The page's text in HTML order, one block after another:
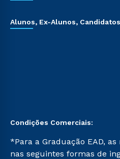
Alunos, Ex-Alunos, Candidatos
Condições Comerciais:
*Para a Graduação EAD,
nas seguintes formas de